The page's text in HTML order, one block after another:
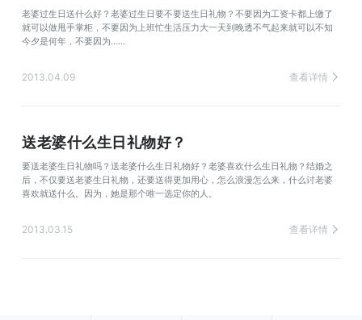
老婆过生日送什么好？老婆过生日要不要送生日礼物？不要因为工资卡都上缴了
就可以做甩手掌柜，不要因为上班忙生活压力大一天到晚透不气起来就可以不知
今夕是何年，不要因为……
2013.04.09 查看详情
送老婆什么生日礼物好？
要送老婆生日礼物吗？送老婆什么生日礼物好？老婆喜欢什么生日礼物？结婚之
后，不仅要送老婆生日礼物，还要送得更加用心，怎么浪漫怎么来，什么讨老婆
喜欢就送什么。因为，她是那个唯一选定你的人。
2013.03.15 查看详情